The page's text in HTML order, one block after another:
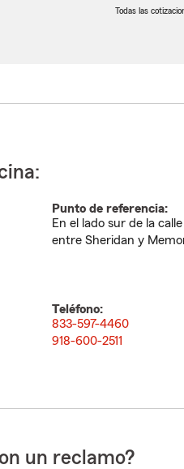
Todas las
Punto de referencia:
En el lado sur de la calle
entre Sheridan y
Teléfono:
833-597-4460
918-600-2511
un reclamo?